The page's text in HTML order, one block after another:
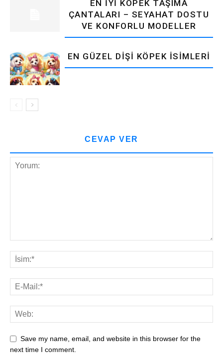
EN İYI KÖPEK TAŞIMA
ÇANTALARI – SEYAHAT DOSTU
VE KONFORLU MODELLER
EN GÜZEL DIŞI KÖPEK İSIMLERI
CEVAP VER
Save my name, email, and website in this browser for the
next time I comment.